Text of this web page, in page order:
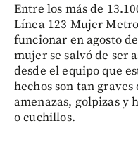
Entre los más de
Línea 123 Mujer
funcionar en agosto
mujer se salvó de ser
desde el equipo que
hechos son tan
amenazas, golpizas y
o cuchillos.